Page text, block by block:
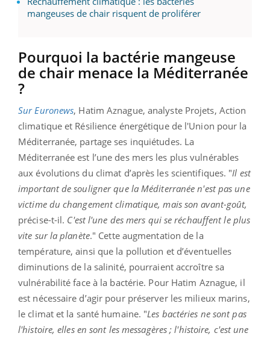
mangeuses de chair risquent de proliférer
Pourquoi la bactérie mangeuse
de chair menace la Méditerranée
?
Sur Euronews, Hatim Aznague, analyste Projets, Action
climatique et Résilience énergétique de l'Union pour la
Méditerranée, partage ses inquiétudes. La
Méditerranée est l’une des mers les plus vulnérables
aux évolutions du climat d’après les scientifiques. "Il est
important de souligner que la Méditerranée n'est pas une
victime du changement climatique, mais son avant-goût,
précise-t-il. C'est l'une des mers qui se réchauffent le plus
vite sur la planète." Cette augmentation de la
température, ainsi que la pollution et d’éventuelles
diminutions de la salinité, pourraient accroître sa
vulnérabilité face à la bactérie. Pour Hatim Aznague, il
est nécessaire d’agir pour préserver les milieux marins,
le climat et la santé humaine. "Les bactéries ne sont pas
l'histoire, elles en sont les messagères ; l'histoire, c'est une